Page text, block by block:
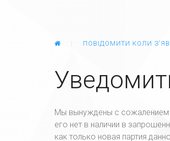
ГЛАВНАЯПОВІДОМИТИ КОЛИ
Мы вынуждены с сожалением
его нет в наличии в
как только новая партия